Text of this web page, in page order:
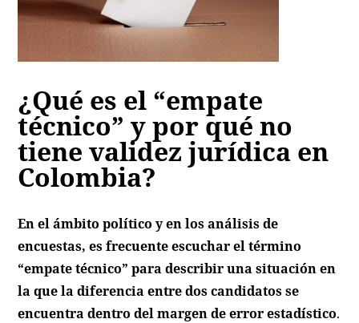
¿Qué es el “empate
técnico” y por qué no
tiene validez jurídica en
Colombia?
En el ámbito político y en los análisis de
encuestas, es frecuente escuchar el término
“empate técnico” para describir una situación en
la que la diferencia entre dos candidatos se
encuentra dentro del margen de error estadístico.